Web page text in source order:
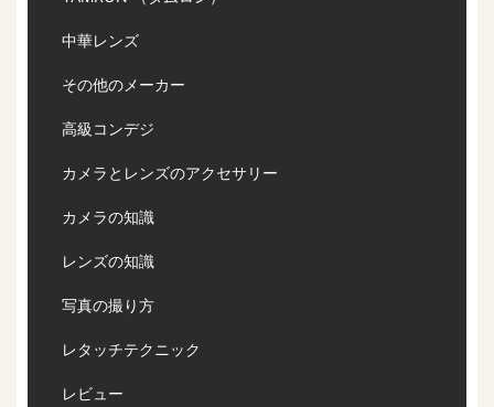
中華レンズ
その他のメーカー
高級コンデジ
カメラとレンズのアクセサリー
カメラの知識
レンズの知識
写真の撮り方
レタッチテクニック
レビュー